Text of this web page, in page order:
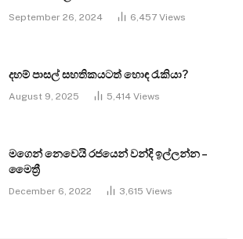
September 26, 2024 6,457 Views
දහම් පාසල් සහතිකයටත් හොඳ රැකියා?
August 9, 2025 5,414 Views
මගෙන් නෙවෙයි රජයෙන් වන්දි ඉල්ලන්න –
මෛත්‍රී
December 6, 2022 3,615 Views